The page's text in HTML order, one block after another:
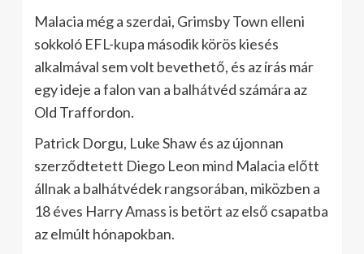
Malacia még a szerdai, Grimsby Town elleni
sokkoló EFL-kupa második körös kiesés
alkalmával sem volt bevethető, és az írás már
egy ideje a falon van a balhátvéd számára az
Old Traffordon.
Patrick Dorgu, Luke Shaw és az újonnan
szerződtetett Diego Leon mind Malacia előtt
állnak a balhátvédek rangsorában, miközben a
18 éves Harry Amass is betört az első csapatba
az elmúlt hónapokban.